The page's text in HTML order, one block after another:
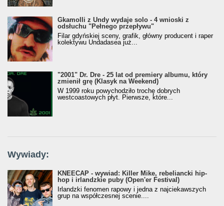
Gkamolli z Undy wydaje solo - 4 wnioski z
odsłuchu "Pełnego przepływu"
Filar gdyńskiej sceny, grafik, główny producent i raper
kolektywu Undadasea już...
"2001" Dr. Dre - 25 lat od premiery albumu, który
zmienił grę (Klasyk na Weekend)
W 1999 roku powychodziło trochę dobrych
westcoastowych płyt. Pierwsze, które...
Wywiady:
KNEECAP - wywiad: Killer Mike, rebeliancki hip-
hop i irlandzkie puby (Open'er Festival)
Irlandzki fenomen rapowy i jedna z najciekawszych
grup na współczesnej scenie....